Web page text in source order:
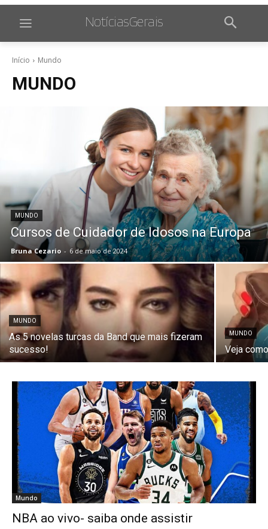
NotíciasGerais
Início Mundo
MUNDO
MUNDO
Cursos de Cuidador de Idosos na Europa
Bruna Cezario - 6 de maio de 2024
MUNDO
As 5 novelas turcas da Band que mais fizeram
sucesso!
MUNDO
Veja
Mundo
NBA ao vivo- saiba onde assistir